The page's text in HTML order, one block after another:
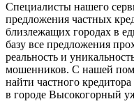
Специалисты нашего
предложения частных
близлежащих городах в
базу все предложения
реальность и
мошенников. С нашей
найти частного
в городе Высокогорный